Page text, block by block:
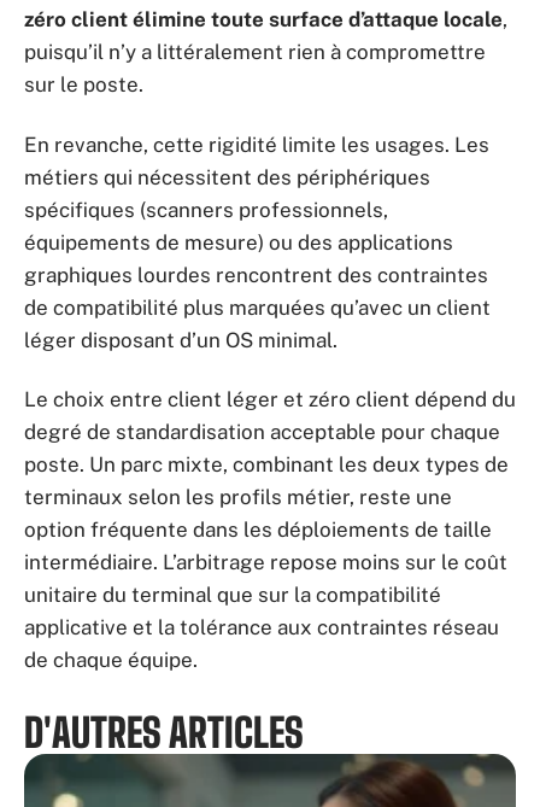
zéro client élimine toute surface d’attaque locale,
puisqu’il n’y a littéralement rien à compromettre
sur le poste.
En revanche, cette rigidité limite les usages. Les
métiers qui nécessitent des périphériques
spécifiques (scanners professionnels,
équipements de mesure) ou des applications
graphiques lourdes rencontrent des contraintes
de compatibilité plus marquées qu’avec un client
léger disposant d’un OS minimal.
Le choix entre client léger et zéro client dépend du
degré de standardisation acceptable pour chaque
poste. Un parc mixte, combinant les deux types de
terminaux selon les profils métier, reste une
option fréquente dans les déploiements de taille
intermédiaire. L’arbitrage repose moins sur le coût
unitaire du terminal que sur la compatibilité
applicative et la tolérance aux contraintes réseau
de chaque équipe.
D'AUTRES ARTICLES